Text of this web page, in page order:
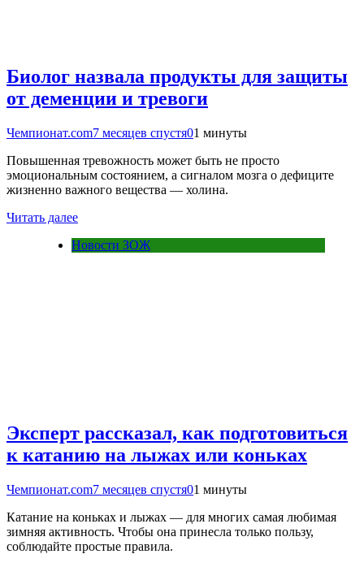
Биолог назвала продукты для защиты
от деменции и тревоги
Чемпионат.com7 месяцев спустя01 минуты
Повышенная тревожность может быть не просто
эмоциональным состоянием, а сигналом мозга о дефиците
жизненно важного вещества — холина.
Читать далее
Новости ЗОЖ
Эксперт рассказал, как подготовиться
к катанию на лыжах или коньках
Чемпионат.com7 месяцев спустя01 минуты
Катание на коньках и лыжах — для многих самая любимая
зимняя активность. Чтобы она принесла только пользу,
соблюдайте простые правила.